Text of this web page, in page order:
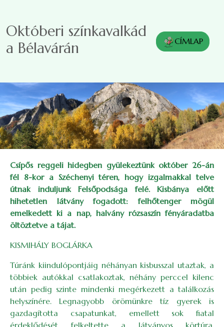
Októberi színkavalkád
a Bélavárán
CÍMLAP
Csípős reggeli hidegben gyülekeztünk október 26-án
fél 8-kor a Széchenyi téren, hogy izgalmakkal telve
útnak induljunk Felsőpodsága felé. Kisbánya előtt
hihetetlen látvány fogadott: felhőtenger mögül
emelkedett ki a nap, halvány rózsaszín fényáradatba
öltöztetve a tájat.
KISMIHÁLY BOGLÁRKA
Túránk kiindulópontjáig néhányan kisbusszal utaztak, a
többiek autókkal csatlakoztak, néhány perccel kilenc
után pedig szinte mindenki megérkezett a találkozás
helyszínére. Legnagyobb örömünkre tíz gyerek is
gazdagította csapatunkat, emellett sok fiatal
érdeklődését felkeltette a látványos körtúra.